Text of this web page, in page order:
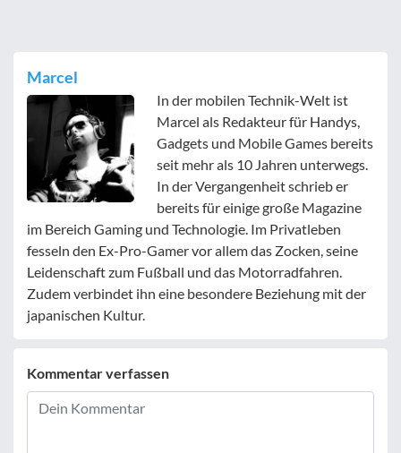
Marcel
In der mobilen Technik-Welt ist
Marcel als Redakteur für Handys,
Gadgets und Mobile Games bereits
seit mehr als 10 Jahren unterwegs.
In der Vergangenheit schrieb er
bereits für einige große Magazine
im Bereich Gaming und Technologie. Im Privatleben
fesseln den Ex-Pro-Gamer vor allem das Zocken, seine
Leidenschaft zum Fußball und das Motorradfahren.
Zudem verbindet ihn eine besondere Beziehung mit der
japanischen Kultur.
Kommentar verfassen